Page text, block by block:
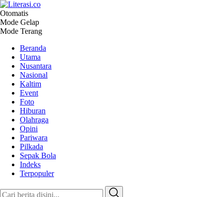
Literasi.co
Pilar Informasi
Otomatis
Mode Gelap
Mode Terang
Beranda
Utama
Nusantara
Nasional
Kaltim
Event
Foto
Hiburan
Olahraga
Opini
Pariwara
Pilkada
Sepak Bola
Indeks
Terpopuler